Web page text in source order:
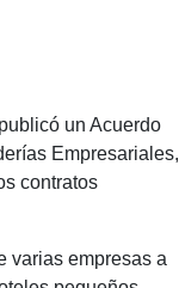
un Acuerdo
Empresariales,
contratos
varias empresas a